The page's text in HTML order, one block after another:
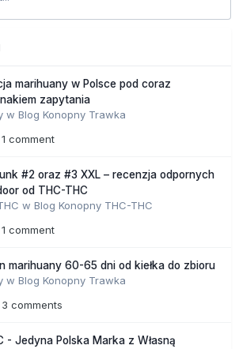
marihuany w Polsce pod coraz
zapytania
w Blog Konopny Trawka
1 comment
#2 oraz #3 XXL – recenzja odpornych
od THC-THC
w Blog Konopny THC-THC
1 comment
marihuany 60-65 dni od kiełka do zbioru
w Blog Konopny Trawka
3 comments
- Jedyna Polska Marka z Własną